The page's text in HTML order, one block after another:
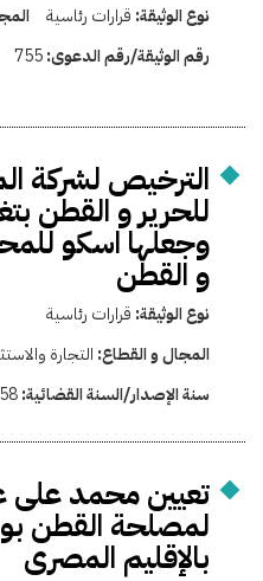
نوع الوثيقة: قرارات رئاسية
رقم الوثيقة/رقم الدعوى:755
الترخيص لشركة
للحرير و القطن
وجعلها اسكو
و القطن
نوع الوثيقة: قرارات رئاسية
المجال و القطاع: التجارة
سنة الإصدار/السنة القضائية:
تعيين محمد على
لمصلحة القطن
بالإقليم المصرى